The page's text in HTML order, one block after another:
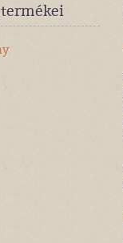
termékei